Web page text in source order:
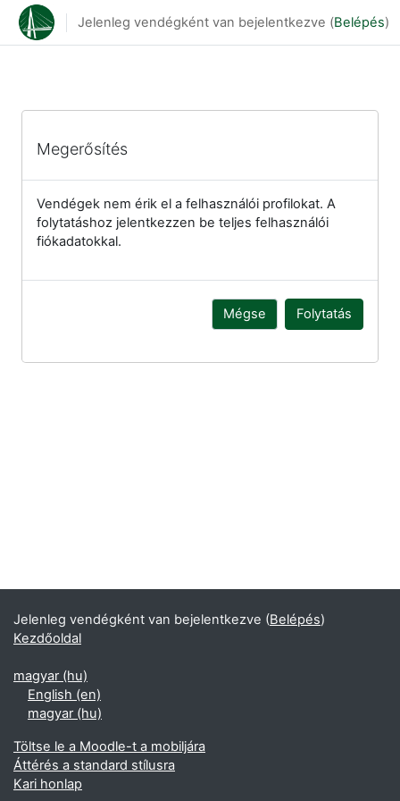
Tovább a fő tartalomhoz
Jelenleg vendégként van bejelentkezve (Belépés)
Megerősítés
Vendégek nem érik el a felhasználói profilokat. A
folytatáshoz jelentkezzen be teljes felhasználói
fiókadatokkal.
Mégse Folytatás
Jelenleg vendégként van bejelentkezve (Belépés)
Kezdőoldal
magyar ‎(hu)‎
English ‎(en)‎
magyar ‎(hu)‎
Töltse le a Moodle-t a mobiljára
Áttérés a standard stílusra
Kari honlap